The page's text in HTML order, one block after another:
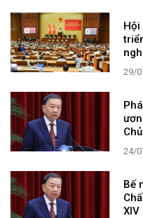
29/
24/
Bế
XIV